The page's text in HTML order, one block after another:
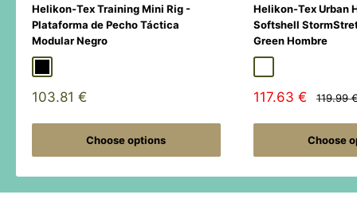
Helikon-Tex Training Mini Rig -
Plataforma de Pecho Táctica
Modular Negro
Sale
103.81 €
Choose options
Helikon-Tex Urban
Softshell
Green Hombre
Sale
117.63 €
Regular
119.99
Choose